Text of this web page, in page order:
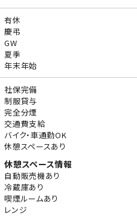
有休
慶弔
GW
夏季
年末年始
社保完備
制服貸与
完全分煙
交通費支給
バイク・車通勤OK
休憩スペースあり
休憩スペース情報
自動販売機あり
冷蔵庫あり
喫煙ルームあり
レンジ